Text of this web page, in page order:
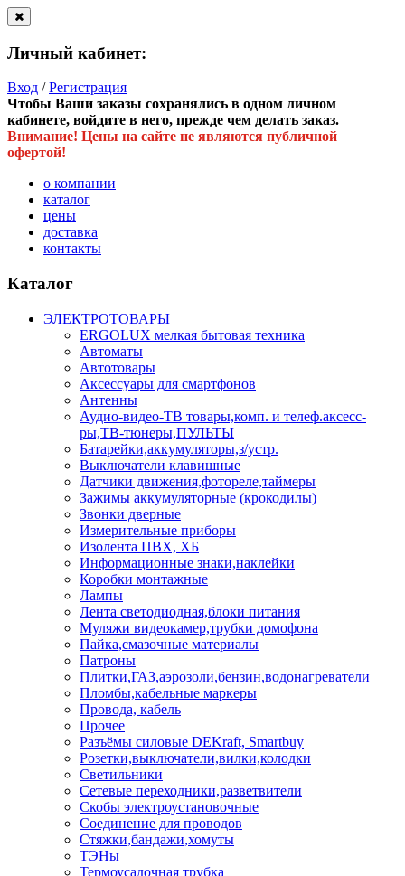
Личный кабинет:
Вход /Регистрация
Чтобы Ваши заказы сохранялись в одном личном
кабинете, войдите в него, прежде чем делать заказ.
Внимание! Цены на сайте не являются публичной
офертой!
о компании
каталог
цены
доставка
контакты
Каталог
ЭЛЕКТРОТОВАРЫ
ERGOLUX мелкая бытовая техника
Автоматы
Автотовары
Аксессуары для смартфонов
Антенны
Аудио-видео-ТВ товары,комп. и телеф.аксесс-
ры,ТВ-тюнеры,ПУЛЬТЫ
Батарейки,аккумуляторы,з/устр.
Выключатели клавишные
Датчики движения,фотореле,таймеры
Зажимы аккумуляторные (крокодилы)
Звонки дверные
Измерительные приборы
Изолента ПВХ, ХБ
Информационные знаки,наклейки
Коробки монтажные
Лампы
Лента светодиодная,блоки питания
Муляжи видеокамер,трубки домофона
Пайка,смазочные материалы
Патроны
Плитки,ГАЗ,аэрозоли,бензин,водонагреватели
Пломбы,кабельные маркеры
Провода, кабель
Прочее
Разъёмы силовые DEKraft, Smartbuy
Розетки,выключатели,вилки,колодки
Светильники
Сетевые переходники,разветвители
Скобы электроустановочные
Соединение для проводов
Стяжки,бандажи,хомуты
ТЭНы
Термоусадочная трубка